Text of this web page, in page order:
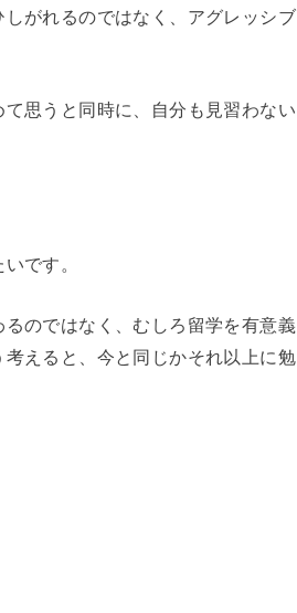
がれるのではなく、アグレッシブ
思うと同時に、自分も見習わない
です。
のではなく、むしろ留学を有意義
えると、今と同じかそれ以上に勉